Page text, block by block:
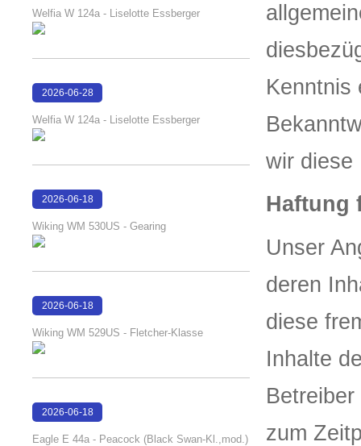
Kenntnis
wir diese
Haftung
Unser
deren
diese
Inhalte
zum
Welfia W 124a - Liselotte Essberger
2026-06-28
Welfia W 124a - Liselotte Essberger
2026-06-18
Wiking WM 530US - Gearing
2026-06-18
Wiking WM 529US - Fletcher-Klasse
2026-06-18
Eagle E 44a - Peacock (Black Swan-Kl.,mod.)